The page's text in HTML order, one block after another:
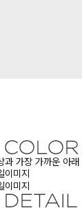
과 가장 가까운 아